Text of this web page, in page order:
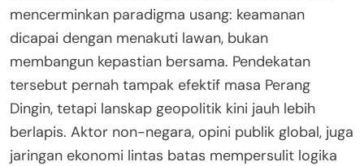
mencerminkan paradigma usang: keamanan
dicapai dengan menakuti lawan, bukan
membangun kepastian bersama. Pendekatan
tersebut pernah tampak efektif masa Perang
Dingin, tetapi lanskap geopolitik kini jauh lebih
berlapis. Aktor non-negara, opini publik global, juga
jaringan ekonomi lintas batas mempersulit logika